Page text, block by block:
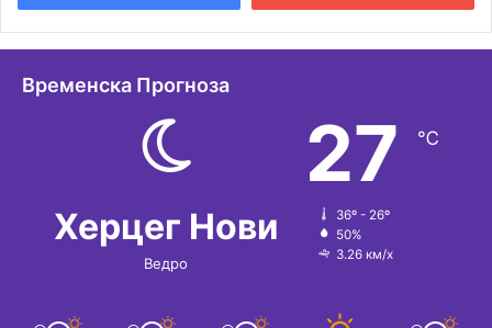
Временска Прогноза
Херцег Нови
Ведро
27 ℃
36º - 26º
50%
3.26 км/х